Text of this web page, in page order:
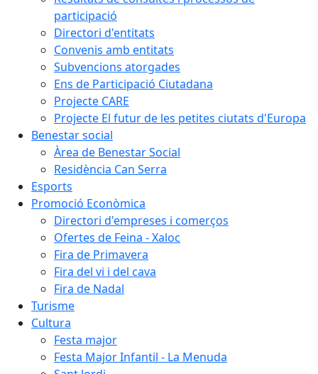
participació
Directori d'entitats
Convenis amb entitats
Subvencions atorgades
Ens de Participació Ciutadana
Projecte CARE
Projecte El futur de les petites ciutats d'Europa
Benestar social
Àrea de Benestar Social
Residència Can Serra
Esports
Promoció Econòmica
Directori d'empreses i comerços
Ofertes de Feina - Xaloc
Fira de Primavera
Fira del vi i del cava
Fira de Nadal
Turisme
Cultura
Festa major
Festa Major Infantil - La Menuda